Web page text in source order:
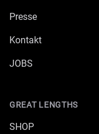
Presse
Kontakt
JOBS
GREAT LENGTHS
SHOP